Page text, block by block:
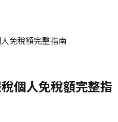
免稅額完整指南
個人免稅額完整指